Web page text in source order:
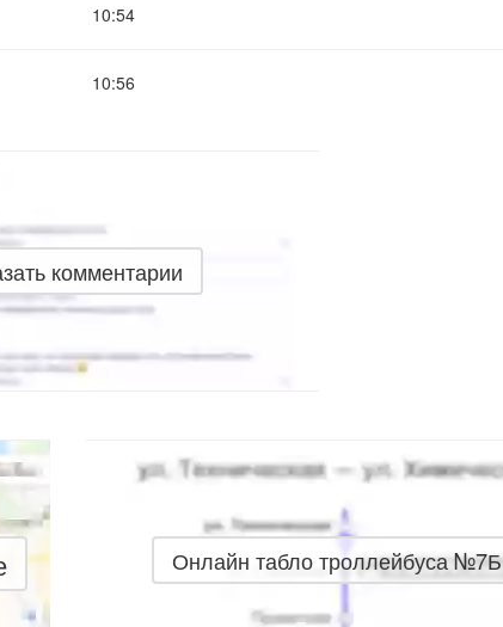
10:54
10:56
комментарии
Онлайн табло троллейбуса №7Б